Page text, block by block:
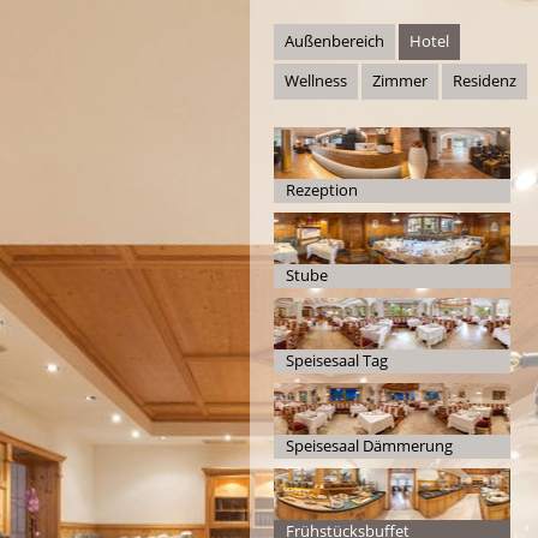
Außenbereich
Hotel
Wellness
Zimmer Residenz
Rezeption
Stube
Speisesaal Tag
Speisesaal Dämmerung
Frühstücksbuffet